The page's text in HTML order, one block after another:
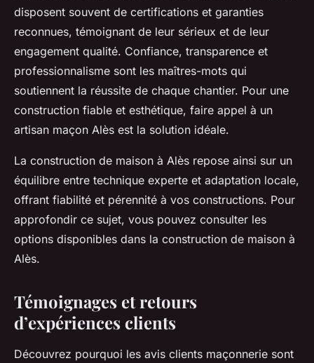
disposent souvent de certifications et garanties
reconnues, témoignant de leur sérieux et de leur
engagement qualité. Confiance, transparence et
professionnalisme sont les maîtres-mots qui
soutiennent la réussite de chaque chantier. Pour une
construction fiable et esthétique, faire appel à un
artisan maçon Alès est la solution idéale.
La construction de maison à Alès repose ainsi sur un
équilibre entre technique experte et adaptation locale,
offrant fiabilité et pérennité à vos constructions. Pour
approfondir ce sujet, vous pouvez consulter les
options disponibles dans la construction de maison à
Alès.
Témoignages et retours
d’expériences clients
Découvrez pourquoi les avis clients maçonnerie sont